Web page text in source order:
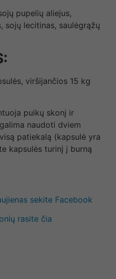
pupelių aliejus,
sojų lecitinas, saulėgrąžų
viršijančios 15 kg
puikų skonį ir
naudoti dviem
patiekalą (kapsulė yra
kapsulės turinį į burną
sekite Facebook
rasite čia